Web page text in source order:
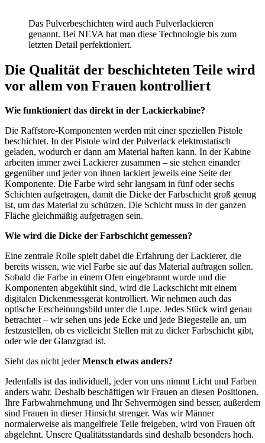
Das Pulverbeschichten wird auch Pulverlackieren
genannt. Bei NEVA hat man diese Technologie bis zum
letzten Detail perfektioniert.
Die Qualität der beschichteten Teile wird
vor allem von Frauen kontrolliert
Wie funktioniert das direkt in der Lackierkabine?
Die Raffstore-Komponenten werden mit einer speziellen Pistole
beschichtet. In der Pistole wird der Pulverlack elektrostatisch
geladen, wodurch er dann am Material haften kann. In der Kabine
arbeiten immer zwei Lackierer zusammen – sie stehen einander
gegenüber und jeder von ihnen lackiert jeweils eine Seite der
Komponente. Die Farbe wird sehr langsam in fünf oder sechs
Schichten aufgetragen, damit die Dicke der Farbschicht groß genug
ist, um das Material zu schützen. Die Schicht muss in der ganzen
Fläche gleichmäßig aufgetragen sein.
Wie wird die Dicke der Farbschicht gemessen?
Eine zentrale Rolle spielt dabei die Erfahrung der Lackierer, die
bereits wissen, wie viel Farbe sie auf das Material auftragen sollen.
Sobald die Farbe in einem Ofen eingebrannt wurde und die
Komponenten abgekühlt sind, wird die Lackschicht mit einem
digitalen Dickenmessgerät kontrolliert. Wir nehmen auch das
optische Erscheinungsbild unter die Lupe. Jedes Stück wird genau
betrachtet – wir sehen uns jede Ecke und jede Biegestelle an, um
festzustellen, ob es vielleicht Stellen mit zu dicker Farbschicht gibt,
oder wie der Glanzgrad ist.
Sieht das nicht jederMensch etwas anders?
Jedenfalls ist das individuell, jeder von uns nimmt Licht und Farben
anders wahr. Deshalb beschäftigen wir Frauen an diesen Positionen.
Ihre Farbwahrnehmung und Ihr Sehvermögen sind besser, außerdem
sind Frauen in dieser Hinsicht strenger. Was wir Männer
normalerweise als mangelfreie Teile freigeben, wird von Frauen oft
abgelehnt. Unsere Qualitätsstandards sind deshalb besonders hoch.